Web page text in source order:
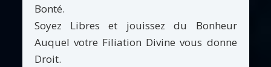
Bonté.
Soyez Libres et jouissez du Bonheur
Auquel votre Filiation Divine vous donne
Droit.